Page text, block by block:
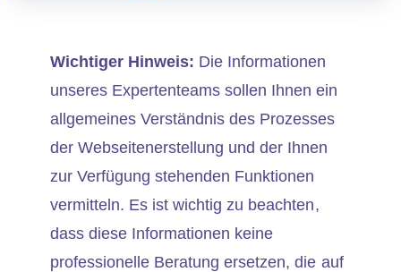
Wichtiger Hinweis: Die Informationen
unseres Expertenteams sollen Ihnen ein
allgemeines Verständnis des Prozesses
der Webseitenerstellung und der Ihnen
zur Verfügung stehenden Funktionen
vermitteln. Es ist wichtig zu beachten,
dass diese Informationen keine
professionelle Beratung ersetzen, die auf